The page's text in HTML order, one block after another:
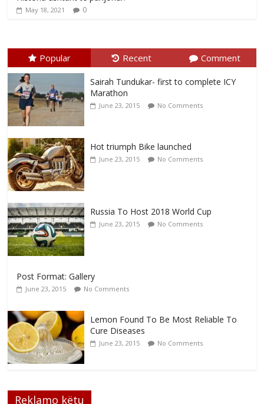
May 18, 2021 0
Popular Recent Comment
Sairah Tundukar- first to complete ICY
Marathon
June 23, 2015 No Comments
Hot triumph Bike launched
June 23, 2015 No Comments
Russia To Host 2018 World Cup
June 23, 2015 No Comments
Post Format: Gallery
June 23, 2015 No Comments
Lemon Found To Be Most Reliable To
Cure Diseases
June 23, 2015 No Comments
Reklamo këtu